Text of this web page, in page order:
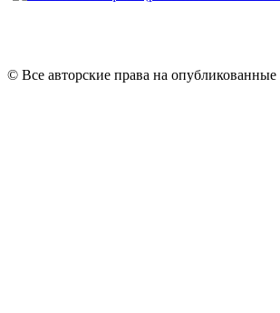
© Все авторские права на